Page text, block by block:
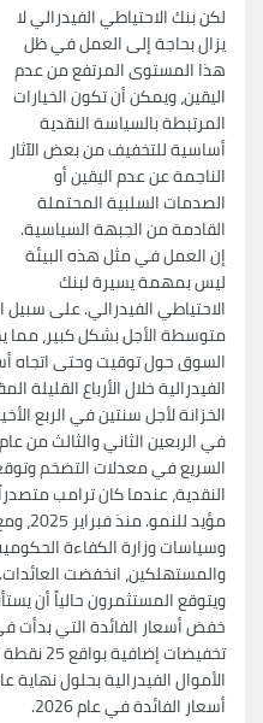
لكن بنك الاحتياطي الفيدرالي لا
يزال بحاجة إلى العمل في ظل
هذا المستوى المرتفع من عدم
اليقين، ويمكن أن تكون الخيارات
المرتبطة بالسياسة النقدية
أساسية للتخفيف من بعض الآثار
الناجمة عن عدم اليقين أو
الصدمات السلبية المحتملة
القادمة من الجبهة السياسية.
إن العمل في مثل هذه البيئة
ليس بمهمة يسيرة لبنك
الاحتياطي الفيدرالي. على سبيل
متوسطة الأجل بشكل كبير، مما
السوق حول توقيت وحتى اتجاه
الفيدرالية خلال الأرباع
الخزانة لأجل سنتين في الربع
السريع في معدلات التضخم
النقدية، عندما كان ترامب
مؤيد
وسياسات وزارة الكفاءة
والمستهلكين، انخفضت العائدات.
ويتوقع المستثمرون حالياً أن
تخفيضات
أسعار الفائدة في عام 2026.